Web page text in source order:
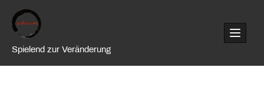
content
Spielend zur Veränderung